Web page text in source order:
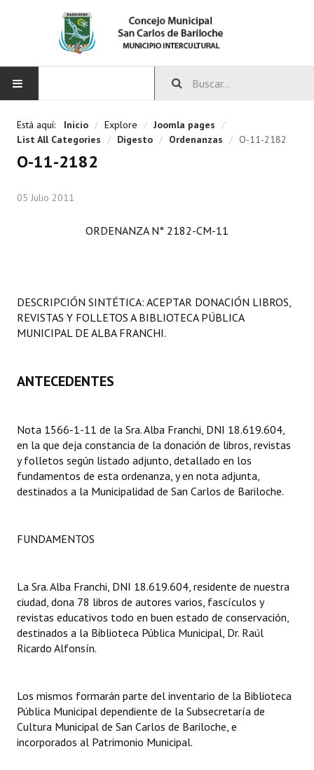
Concejales Mandato Cumplido
Programas
Carta Orgánica 2007
Reglamento Interno
Organigrama
Informes de Gestión
Proyectos Presentados
Dictámenes Asesoría Letrada
Informes de Unidad Coordinadora
Ejecución Presupuestaria
Está aquí: Inicio / Explore / Joomla pages /
List All Categories / Digesto / Ordenanzas / O-11-2182
O-11-2182
05 Julio 2011
ORDENANZA N° 2182-CM-11
DESCRIPCIÓN SINTÉTICA: ACEPTAR DONACIÓN LIBROS,
REVISTAS Y FOLLETOS A BIBLIOTECA PÚBLICA
MUNICIPAL DE ALBA FRANCHI.
ANTECEDENTES
Nota 1566-1-11 de la Sra. Alba Franchi, DNI 18.619.604,
en la que deja constancia de la donación de libros, revistas
y folletos según listado adjunto, detallado en los
fundamentos de esta ordenanza, y en nota adjunta,
destinados a la Municipalidad de San Carlos de Bariloche.
FUNDAMENTOS
La Sra. Alba Franchi, DNI 18.619.604, residente de nuestra
ciudad, dona 78 libros de autores varios, fascículos y
revistas educativos todo en buen estado de conservación,
destinados a la Biblioteca Pública Municipal, Dr. Raúl
Ricardo Alfonsín.
Los mismos formarán parte del inventario de la Biblioteca
Pública Municipal dependiente de la Subsecretaría de
Cultura Municipal de San Carlos de Bariloche, e
incorporados al Patrimonio Municipal.